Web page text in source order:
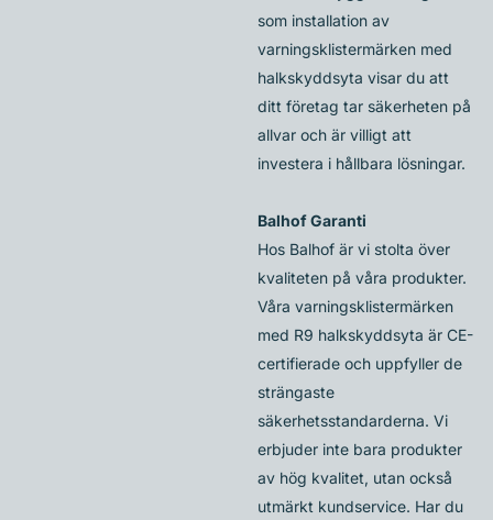
som installation av
varningsklistermärken med
halkskyddsyta visar du att
ditt företag tar säkerheten på
allvar och är villigt att
investera i hållbara lösningar.
Balhof Garanti
Hos Balhof är vi stolta över
kvaliteten på våra produkter.
Våra varningsklistermärken
med R9 halkskyddsyta är CE-
certifierade och uppfyller de
strängaste
säkerhetsstandarderna. Vi
erbjuder inte bara produkter
av hög kvalitet, utan också
utmärkt kundservice. Har du